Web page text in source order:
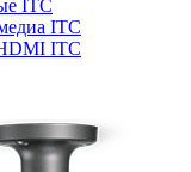
ITC
ITC
ITC